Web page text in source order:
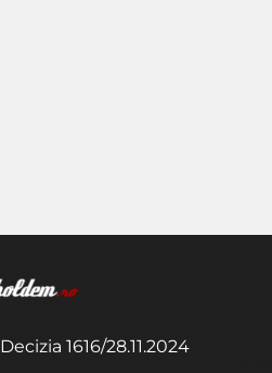
Decizia 1616/28.11.2024